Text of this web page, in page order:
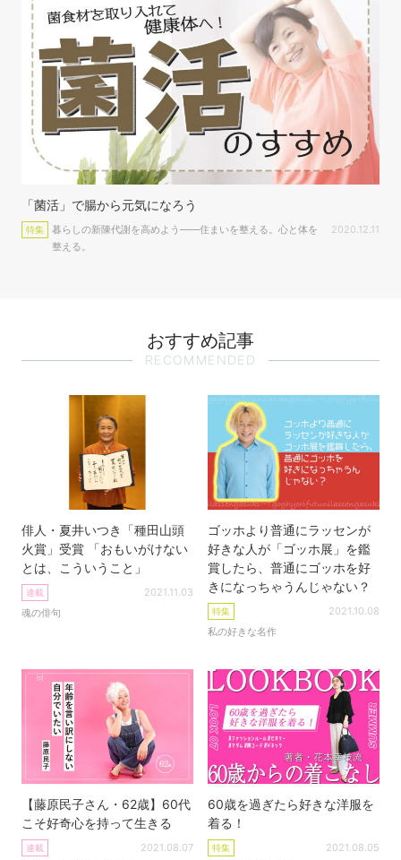
「菌活」で腸から元気になろう
特集
暮らしの新陳代謝を高めよう――住まいを整える。心と体を
整える。
2020.12.11
おすすめ記事
RECOMMENDED
俳人・夏井いつき「種田山頭
火賞」受賞 「おもいがけない
とは、こういうこと」
連載
魂の俳句
2021.11.03
ゴッホより普通にラッセンが
好きな人が「ゴッホ展」を鑑
賞したら、普通にゴッホを好
きになっちゃうんじゃない？
特集
私の好きな名作
2021.10.08
【藤原民子さん・62歳】60代
こそ好奇心を持って生きる
連載 2021.08.07
60歳を過ぎたら好きな洋服を
着る！
特集 2021.08.05